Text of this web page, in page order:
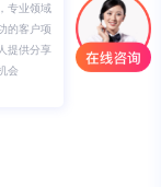
专业领域
的客户项
提供分享
会